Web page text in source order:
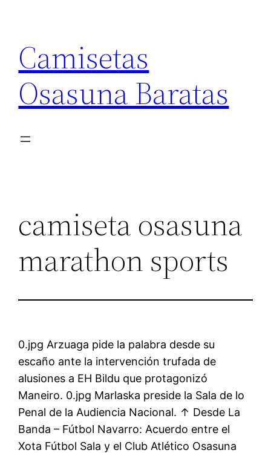
contenido
Camisetas
Osasuna Baratas
camiseta osasuna
marathon sports
0.jpg Arzuaga pide la palabra desde su
escaño ante la intervención trufada de
alusiones a EH Bildu que protagonizó
Maneiro. 0.jpg Marlaska preside la Sala de lo
Penal de la Audiencia Nacional. ↑ Desde La
Banda – Fútbol Navarro: Acuerdo entre el
Xota Fútbol Sala y el Club Atlético Osasuna